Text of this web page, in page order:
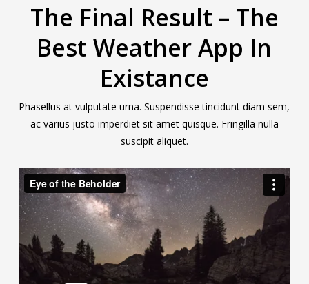
The Final Result – The
Best Weather App In
Existance
Phasellus at vulputate urna. Suspendisse tincidunt diam sem,
ac varius justo imperdiet sit amet quisque. Fringilla nulla
suscipit aliquet.